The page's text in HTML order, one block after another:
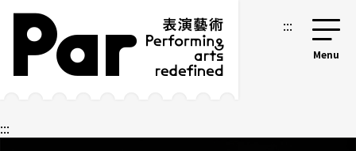
跳到主要內容區塊
網站導覽 :::
:::